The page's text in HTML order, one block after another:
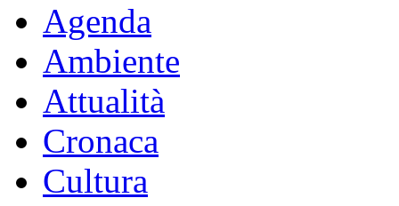
Agenda
Ambiente
Attualità
Cronaca
Cultura